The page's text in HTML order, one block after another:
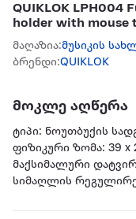
QUIKLOK LPH004
holder with mouse
მაღაზია:მუსიკის
ბრენდი:QUIKLOK
მოკლე აღწერა
ტიპი: ნოუთბუქის
ფიზიკური ზომა: 39 x
მაქსიმალური
სიმაღლის